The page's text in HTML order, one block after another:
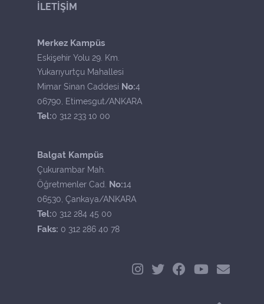
İLETİŞİM
Merkez Kampüs
Eskişehir Yolu 29. Km.
Yukarıyurtçu Mahallesi
Mimar Sinan Caddesi No:4
06790, Etimesgut/ANKARA
Tel:0 312 233 10 00
Balgat Kampüs
Çukurambar Mah.
Öğretmenler Cad. No:14
06530, Çankaya/ANKARA
Tel:0 312 284 45 00
Faks: 0 312 286 40 78